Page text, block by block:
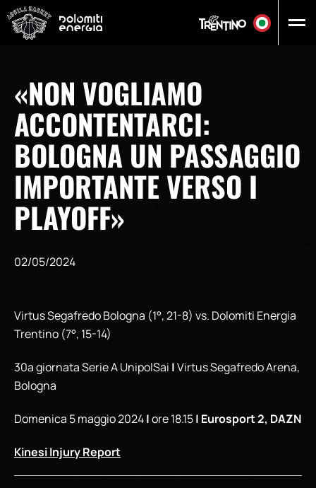
«NON VOGLIAMO
ACCONTENTARCI:
BOLOGNA UN PASSAGGIO
IMPORTANTE VERSO I
PLAYOFF»
02/05/2024
Virtus Segafredo Bologna (1°, 21-8) vs. Dolomiti Energia
Trentino (7°, 15-14)
30a giornata Serie A UnipolSai |Virtus Segafredo Arena,
Bologna
Domenica 5 maggio 2024|ore 18.15| Eurosport 2, DAZN
Kinesi Injury Report